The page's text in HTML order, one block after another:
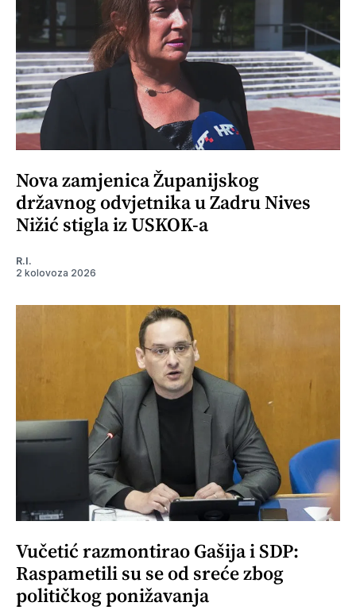
Nova zamjenica Županijskog
državnog odvjetnika u Zadru Nives
Nižić stigla iz USKOK-a
R.I.
2 kolovoza 2026
Vučetić razmontirao Gašija i SDP:
Raspametili su se od sreće zbog
političkog ponižavanja